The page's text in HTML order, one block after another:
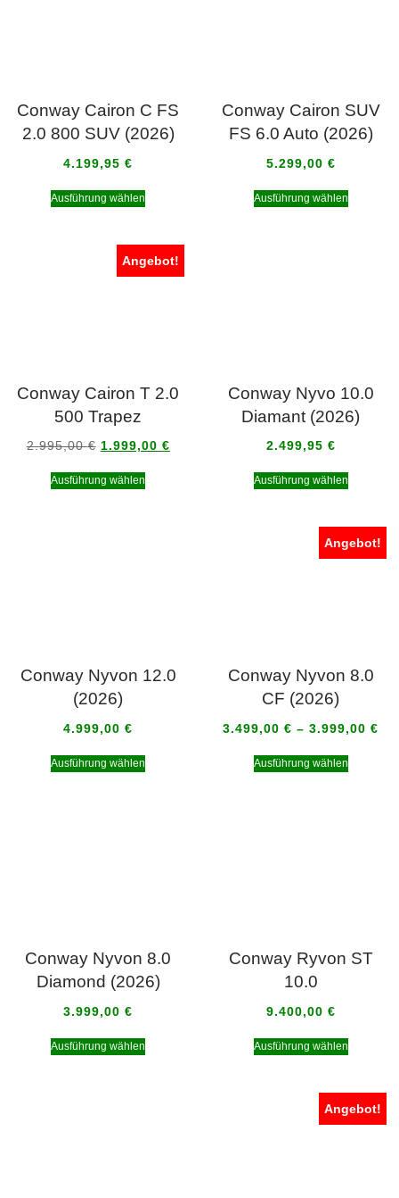
Conway Cairon C FS
2.0 800 SUV (2026)
4.199,95€
Ausführung wählen
Conway Cairon SUV
FS 6.0 Auto (2026)
5.299,00 €
Ausführung wählen
Angebot!
Conway Cairon T 2.0
500 Trapez
2.995,00€ 1.999,00 €
Ausführung wählen
Conway Nyvo 10.0
Diamant (2026)
2.499,95 €
Ausführung wählen
Conway Nyvon 12.0
(2026)
4.999,00€
Ausführung wählen
Angebot!
Conway Nyvon 8.0
CF (2026)
3.499,00€ –3.999,00€
Ausführung wählen
Conway Nyvon 8.0
Diamond (2026)
3.999,00€
Ausführung wählen
Conway Ryvon ST
10.0
9.400,00 €
Ausführung wählen
Angebot!